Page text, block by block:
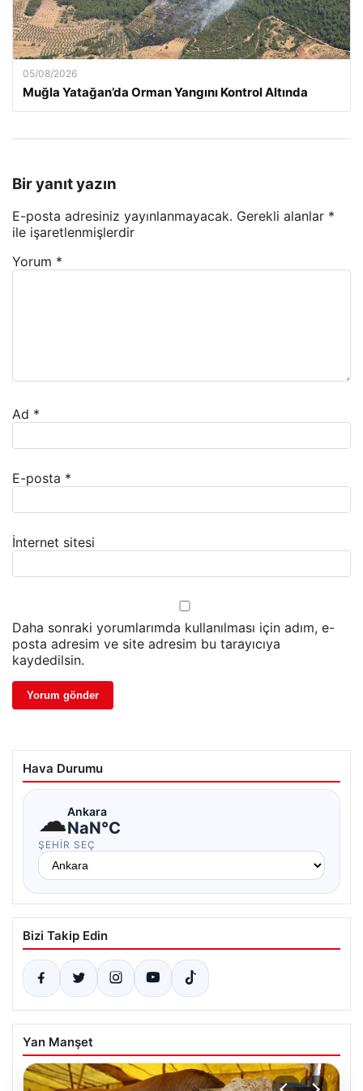
05/08/2026
Muğla Yatağan’da Orman Yangını Kontrol Altında
Bir yanıt yazın
E-posta adresiniz yayınlanmayacak. Gerekli alanlar *
ile işaretlenmişlerdir
Yorum *
Ad *
E-posta *
İnternet sitesi
Daha sonraki yorumlarımda kullanılması için adım, e-
posta adresim ve site adresim bu tarayıcıya
kaydedilsin.
Hava Durumu
☁Ankara
NaN°C
ŞEHIR SEÇ
Bizi Takip Edin
Yan Manşet